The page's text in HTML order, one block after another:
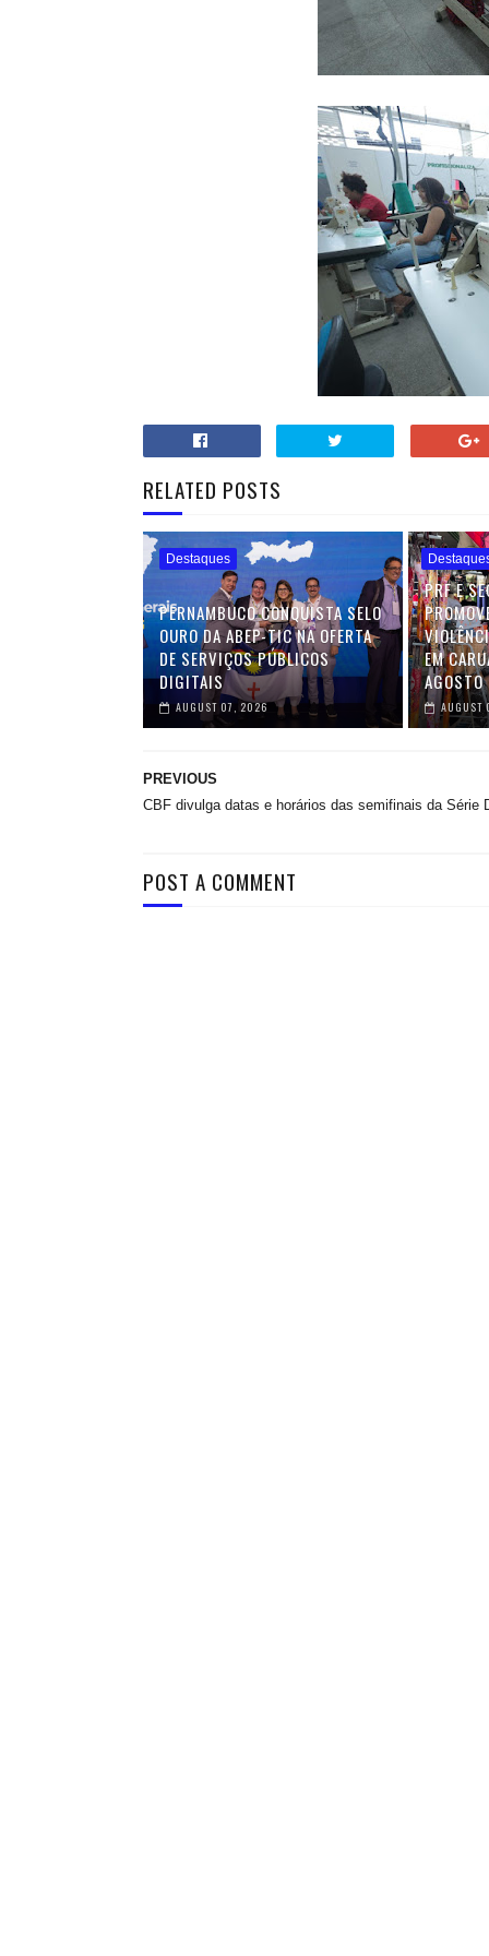
RELATED POSTS
Destaques
PERNAMBUCO CONQUISTA SELO
OURO DA ABEP-TIC NA OFERTA
DE SERVIÇOS PÚBLICOS
DIGITAIS
AUGUST 07, 2026
PRF E
EM
PREVIOUS
CBF divulga datas e horários das semifinais da Série
POST A COMMENT